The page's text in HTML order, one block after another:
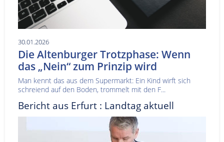
30.01.2026
Die Altenburger Trotzphase: Wenn
das „Nein“ zum Prinzip wird
Man kennt das aus dem Supermarkt: Ein Kind wirft sich
schreiend auf den Boden, trommelt mit den F...
Bericht aus Erfurt : Landtag aktuell